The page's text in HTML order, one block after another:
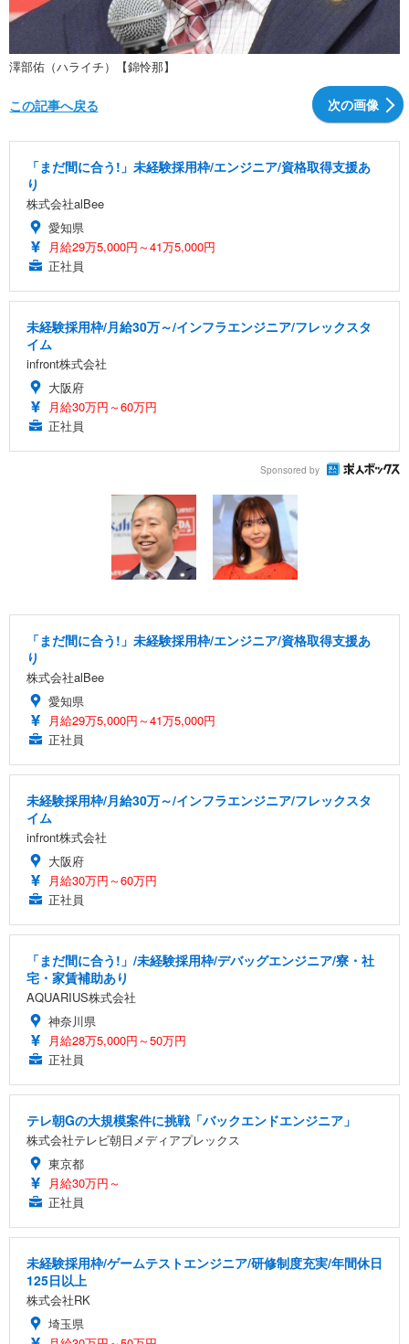
澤部佑（ハライチ）【錦怜那】
次の画像
この記事へ戻る
「まだ間に合う!」未経験採用枠/エンジニア/資格取得支援あ
り
株式会社alBee
愛知県
月給29万5,000円～41万5,000円
正社員
未経験採用枠/月給30万～/インフラエンジニア/フレックスタ
イム
infront株式会社
大阪府
月給30万円～60万円
正社員
Sponsored by
「まだ間に合う!」未経験採用枠/エンジニア/資格取得支援あ
り
株式会社alBee
愛知県
月給29万5,000円～41万5,000円
正社員
未経験採用枠/月給30万～/インフラエンジニア/フレックスタ
イム
infront株式会社
大阪府
月給30万円～60万円
正社員
「まだ間に合う!」/未経験採用枠/デバッグエンジニア/寮・社
宅・家賃補助あり
AQUARIUS株式会社
神奈川県
月給28万5,000円～50万円
正社員
テレ朝Gの大規模案件に挑戦「バックエンドエンジニア」
株式会社テレビ朝日メディアプレックス
東京都
月給30万円～
正社員
未経験採用枠/ゲームテストエンジニア/研修制度充実/年間休日
125日以上
株式会社RK
埼玉県